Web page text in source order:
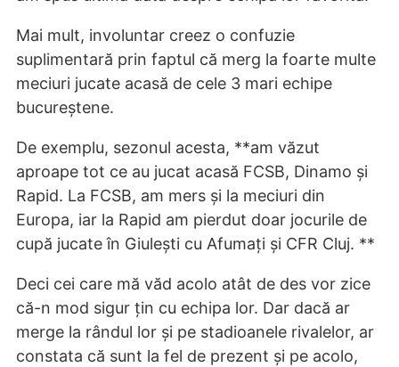
Mai mult, involuntar creez o confuzie
suplimentară prin faptul că merg la foarte multe
meciuri jucate acasă de cele 3 mari echipe
bucureștene.
De exemplu, sezonul acesta, **am văzut
aproape tot ce au jucat acasă FCSB, Dinamo și
Rapid. La FCSB, am mers și la meciuri din
Europa, iar la Rapid am pierdut doar jocurile de
cupă jucate în Giulești cu Afumați și CFR Cluj. **
Deci cei care mă văd acolo atât de des vor zice
că-n mod sigur țin cu echipa lor. Dar dacă ar
merge la rândul lor și pe stadioanele rivalelor, ar
constata că sunt la fel de prezent și pe acolo,